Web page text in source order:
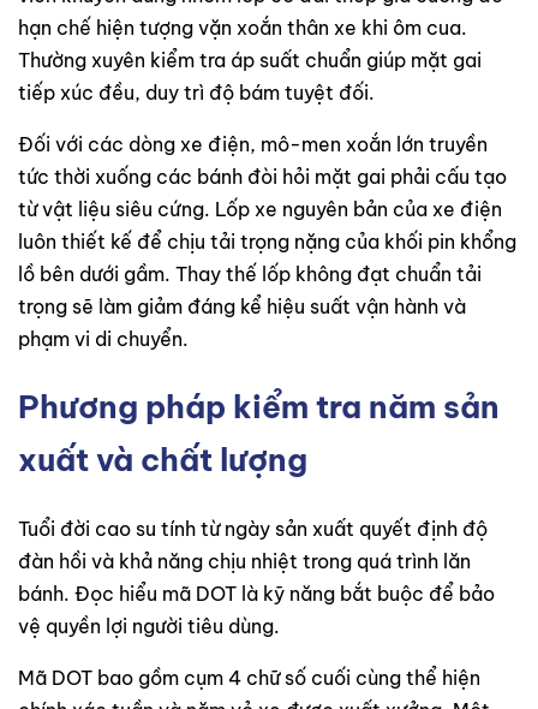
hạn chế hiện tượng vặn xoắn thân xe khi ôm cua.
Thường xuyên kiểm tra áp suất chuẩn giúp mặt gai
tiếp xúc đều, duy trì độ bám tuyệt đối.
Đối với các dòng xe điện, mô-men xoắn lớn truyền
tức thời xuống các bánh đòi hỏi mặt gai phải cấu tạo
từ vật liệu siêu cứng. Lốp xe nguyên bản của xe điện
luôn thiết kế để chịu tải trọng nặng của khối pin khổng
lồ bên dưới gầm. Thay thế lốp không đạt chuẩn tải
trọng sẽ làm giảm đáng kể hiệu suất vận hành và
phạm vi di chuyển.
Phương pháp kiểm tra năm sản
xuất và chất lượng
Tuổi đời cao su tính từ ngày sản xuất quyết định độ
đàn hồi và khả năng chịu nhiệt trong quá trình lăn
bánh. Đọc hiểu mã DOT là kỹ năng bắt buộc để bảo
vệ quyền lợi người tiêu dùng.
Mã DOT bao gồm cụm 4 chữ số cuối cùng thể hiện